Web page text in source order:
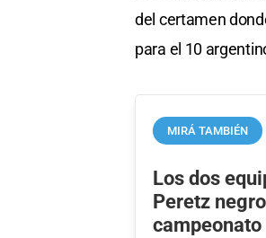
del certamen
para el 10
MIRÁ TAMBIÉN
Los dos
Peretz
campeonato